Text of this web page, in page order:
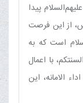
پیدا
از این فرصت
است که به
با اعمال
الامانه، این